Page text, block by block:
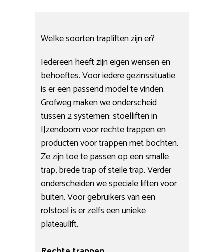
Welke soorten trapliften zijn er?
Iedereen heeft zijn eigen wensen en
behoeftes. Voor iedere gezinssituatie
is er een passend model te vinden.
Grofweg maken we onderscheid
tussen 2 systemen: stoelliften in
IJzendoorn voor rechte trappen en
producten voor trappen met bochten.
Ze zijn toe te passen op een smalle
trap, brede trap of steile trap. Verder
onderscheiden we speciale liften voor
buiten. Voor gebruikers van een
rolstoel is er zelfs een unieke
plateaulift.